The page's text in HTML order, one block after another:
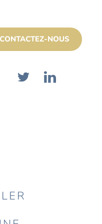
CONTACTEZ-NOUS